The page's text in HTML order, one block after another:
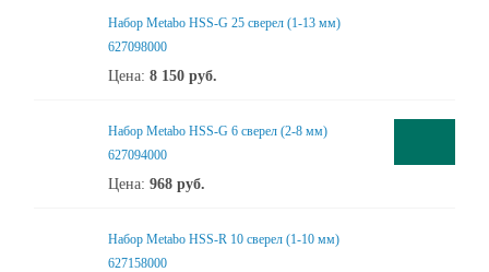
Набор Metabo HSS-G 25 сверел (1-13 мм)
627098000
Цена: 8 150 руб.
Набор Metabo HSS-G 6 сверел (2-8 мм)
627094000
Цена: 968 руб.
Набор Metabo HSS-R 10 сверел (1-10 мм)
627158000